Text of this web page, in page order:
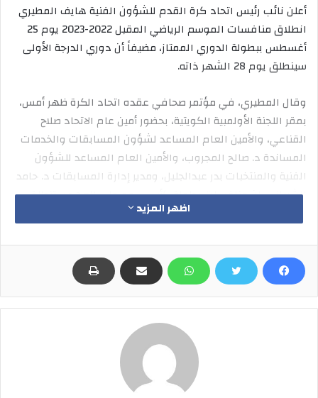
أعلن نائب رئيس اتحاد كرة القدم للشؤون الفنية هايف المطيري
انطلاق منافسات الموسم الرياضي المقبل 2022-2023 يوم 25
أغسطس ببطولة الدوري الممتاز، مضيفاً أن دوري الدرجة الأولى
سينطلق يوم 28 الشهر ذاته.
وقال المطيري، في مؤتمر صحافي عقده اتحاد الكرة ظهر أمس،
بمقر اللجنة الأولمبية الكويتية، بحضور أمين عام الاتحاد صلاح
القناعي، والأمين العام المساعد لشؤون المسابقات والخدمات
المساندة د. صالح المجروب، والأمين العام المساعد للشؤون
الفنية والمنتخبات بدر عبدالجليل، ومدير إدارة المسابقات د. حامد
الشيباني، إن منافسات بطولة كأس سمو ولي العهد ستنطلق
يوم 18 أكتوبر المقبل، فيما تنطلق بطولة كأس سمو الأمير يوم
وكشف أن كأس السوبر ستقام يوم 6 نوفمبر المقبل، وتجمع بين
بطل الدوري الممتاز للموسم الماضي (الكويت)، وبطل كأس سمو
الأمير (كاظمة).
وأشار إلى أن اتحاد الكرة وضع مكافآت مالية لأصحاب المراكز
ألفاً على التوالي، إلى جانب صرف مكافآت تحفيزية للمتأهلين
اظهر المزيد